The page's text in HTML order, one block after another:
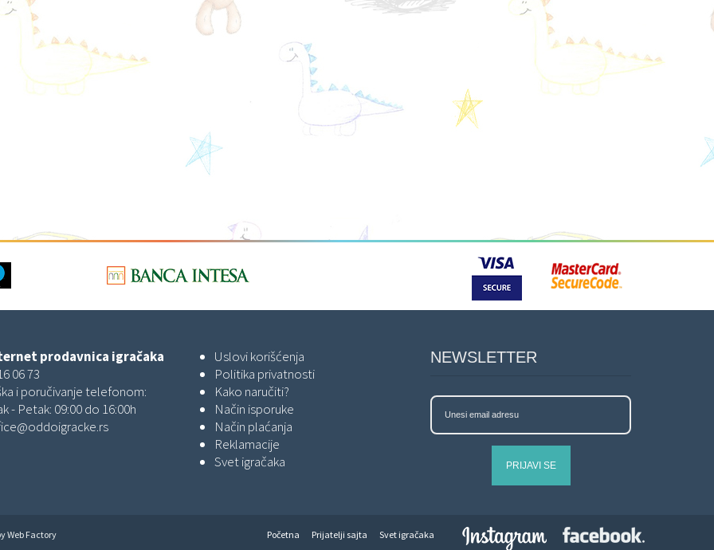
prodavnica igračaka
06 73
i poručivanje telefonom:
- Petak: 09:00 do 16:00h
Uslovi korišćenja
Politika privatnosti
Kako naručiti?
Način isporuke
Način plaćanja
Reklamacije
Svet igračaka
NEWSLETTER
PRIJAVI SE
Web Factory Početna Prijatelji sajta Svet igračaka